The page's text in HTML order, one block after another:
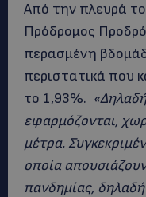
Από την πλευρά
Πρόδρομος
περασμένη
περιστατικά που
το 1,93%.
εφαρμόζονται,
μέτρα.
οποία
πανδημίας, δηλαδή